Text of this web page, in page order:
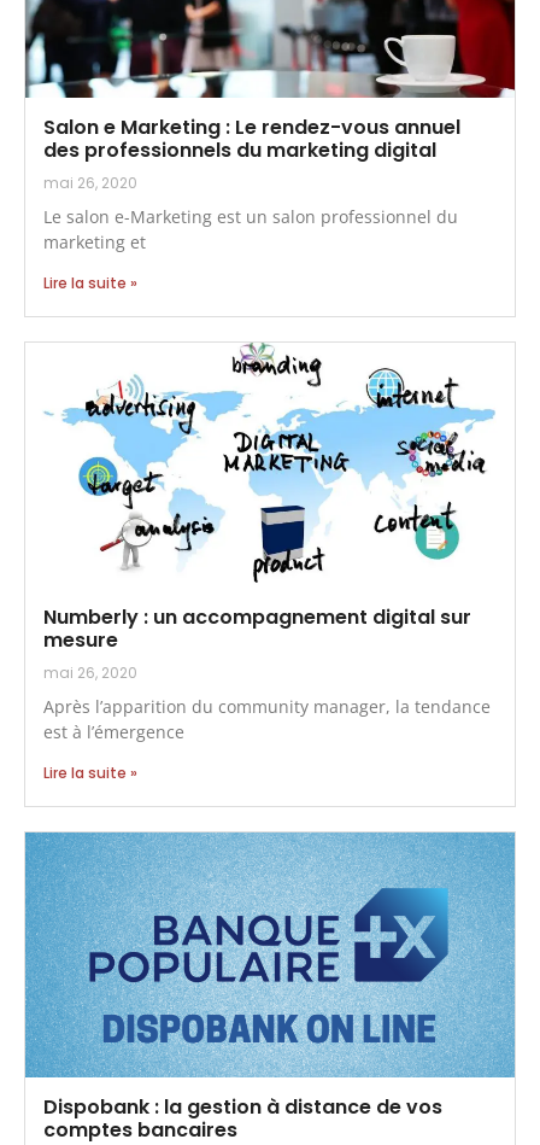
Salon e Marketing : Le rendez-vous annuel
des professionnels du marketing digital
mai 26, 2020
Le salon e-Marketing est un salon professionnel du
marketing et
Lire la suite »
Numberly : un accompagnement digital sur
mesure
mai 26, 2020
Après l’apparition du community manager, la tendance
est à l’émergence
Lire la suite »
Dispobank : la gestion à distance de vos
comptes bancaires